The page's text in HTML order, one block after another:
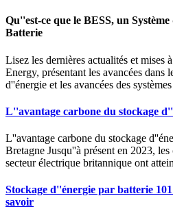
Qu''est-ce que le BESS, un
Batterie
Lisez les dernières actualités et mises
Energy, présentant les avancées dans
d''énergie et les avancées des
L''avantage carbone du stockage
L''avantage carbone du stockage
Bretagne Jusqu''à présent en 2023,
secteur électrique britannique ont
Stockage d''énergie par batterie
savoir